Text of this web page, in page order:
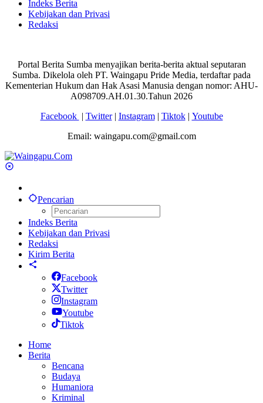
Indeks Berita
Kebijakan dan Privasi
Redaksi
Portal Berita Sumba menyajikan berita-berita aktual seputaran
Sumba. Dikelola oleh PT. Waingapu Pride Media, terdaftar pada
Kementerian Hukum dan Hak Asasi Manusia dengan nomor: AHU-
A098709.AH.01.30.Tahun 2026
Facebook | Twitter| Instagram| Tiktok| Youtube
Email: waingapu.com@gmail.com
Pencarian
Indeks Berita
Kebijakan dan Privasi
Redaksi
Kirim Berita
Facebook
Twitter
Instagram
Youtube
Tiktok
Home
Berita
Bencana
Budaya
Humaniora
Kriminal